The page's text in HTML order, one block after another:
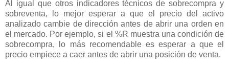
Al igual que otros indicadores técnicos de sobrecompra y
sobreventa, lo mejor esperar a que el precio del activo
analizado cambie de dirección antes de abrir una orden en
el mercado. Por ejemplo, si el %R muestra una condición de
sobrecompra, lo más recomendable es esperar a que el
precio empiece a caer antes de abrir una posición de venta.